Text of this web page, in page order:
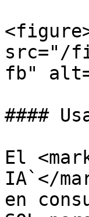
src="/
fb"
####
El
IA`</
en